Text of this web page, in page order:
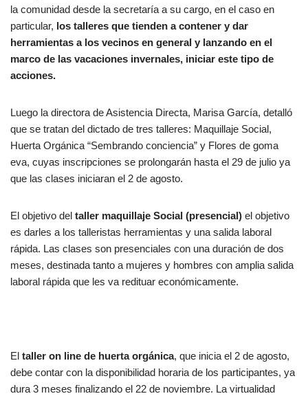
la comunidad desde la secretaría a su cargo, en el caso en
particular, los talleres que tienden a contener y dar
herramientas a los vecinos en general y lanzando en el
marco de las vacaciones invernales, iniciar este tipo de
acciones.
Luego la directora de Asistencia Directa, Marisa García, detalló
que se tratan del dictado de tres talleres: Maquillaje Social,
Huerta Orgánica “Sembrando conciencia” y Flores de goma
eva, cuyas inscripciones se prolongarán hasta el 29 de julio ya
que las clases iniciaran el 2 de agosto.
El objetivo del taller maquillaje Social (presencial) el objetivo
es darles a los talleristas herramientas y una salida laboral
rápida. Las clases son presenciales con una duración de dos
meses, destinada tanto a mujeres y hombres con amplia salida
laboral rápida que les va redituar económicamente.
El taller on line de huerta orgánica, que inicia el 2 de agosto,
debe contar con la disponibilidad horaria de los participantes, ya
dura 3 meses finalizando el 22 de noviembre. La virtualidad